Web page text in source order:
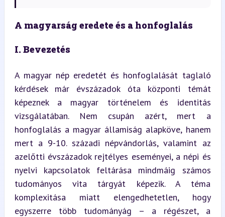
A magyarság eredete és a honfoglalás
I. Bevezetés
A magyar nép eredetét és honfoglalását taglaló
kérdések már évszázadok óta központi témát
képeznek a magyar történelem és identitás
vizsgálatában. Nem csupán azért, mert a
honfoglalás a magyar államiság alapköve, hanem
mert a 9-10. századi népvándorlás, valamint az
azelőtti évszázadok rejtélyes eseményei, a népi és
nyelvi kapcsolatok feltárása mindmáig számos
tudományos vita tárgyát képezik. A téma
komplexitása miatt elengedhetetlen, hogy
egyszerre több tudományág – a régészet, a